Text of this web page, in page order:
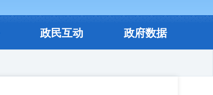
政民互动 政府数据